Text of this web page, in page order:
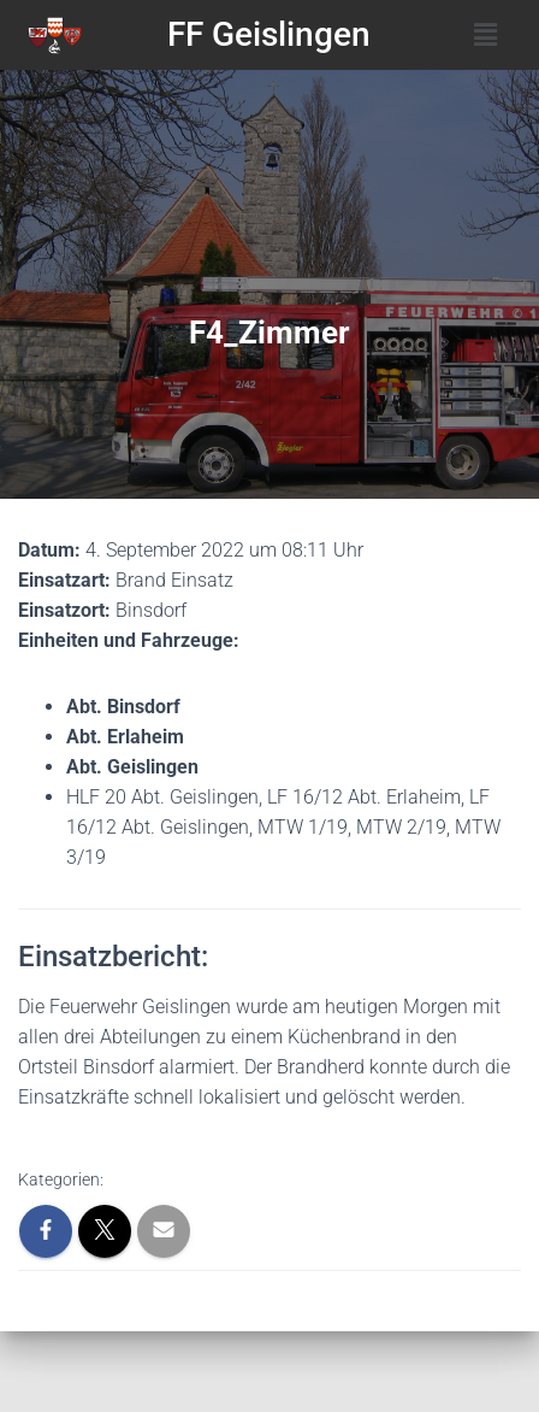
FF Geislingen
F4_Zimmer
Datum: 4. September 2022 um 08:11 Uhr
Einsatzart: Brand Einsatz
Einsatzort: Binsdorf
Einheiten und Fahrzeuge:
Abt. Binsdorf
Abt. Erlaheim
Abt. Geislingen
HLF 20 Abt. Geislingen, LF 16/12 Abt. Erlaheim, LF
16/12 Abt. Geislingen, MTW 1/19, MTW 2/19, MTW
3/19
Einsatzbericht:
Die Feuerwehr Geislingen wurde am heutigen Morgen mit
allen drei Abteilungen zu einem Küchenbrand in den
Ortsteil Binsdorf alarmiert. Der Brandherd konnte durch die
Einsatzkräfte schnell lokalisiert und gelöscht werden.
Kategorien: